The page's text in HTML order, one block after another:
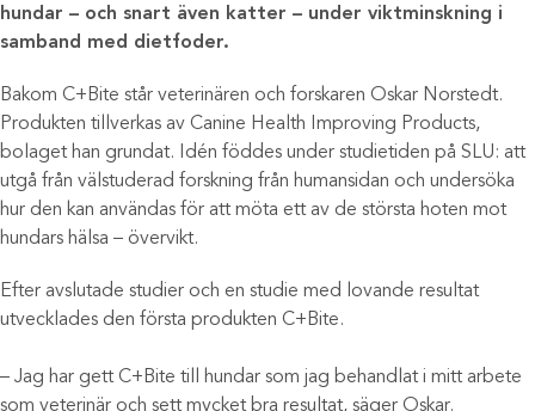
hundar – och snart även katter – under viktminskning i
samband med dietfoder.
Bakom C+Bite står veterinären och forskaren Oskar Norstedt.
Produkten tillverkas av Canine Health Improving Products,
bolaget han grundat. Idén föddes under studietiden på SLU: att
utgå från välstuderad forskning från humansidan och undersöka
hur den kan användas för att möta ett av de största hoten mot
hundars hälsa – övervikt.
Efter avslutade studier och en studie med lovande resultat
utvecklades den första produkten C+Bite.
– Jag har gett C+Bite till hundar som jag behandlat i mitt arbete
som veterinär och sett mycket bra resultat, säger Oskar.